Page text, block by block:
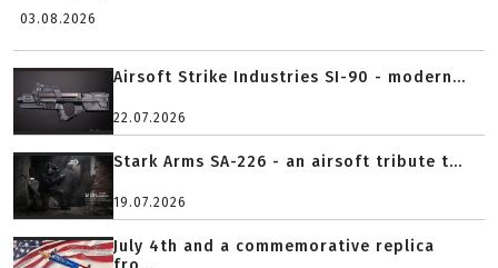
03.08.2026
Airsoft Strike Industries SI-90 - modern...
22.07.2026
Stark Arms SA-226 - an airsoft tribute t...
19.07.2026
July 4th and a commemorative replica